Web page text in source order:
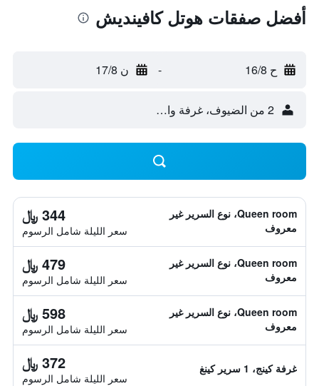
أفضل صفقات هوتل كافينديش
ح 16/8 - ن 17/8
2 من الضيوف، غرفة واحدة
Queen room، نوع السرير غير
معروف
344 ﷼
سعر الليلة شامل الرسوم
Queen room، نوع السرير غير
معروف
479 ﷼
سعر الليلة شامل الرسوم
Queen room، نوع السرير غير
معروف
598 ﷼
سعر الليلة شامل الرسوم
غرفة كينج، 1 سرير كينغ 372 ﷼
سعر الليلة شامل الرسوم